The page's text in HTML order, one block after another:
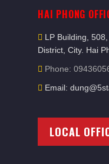
HAI PHONG
LP Building,
District, City. Hai
Phone:
Email:
LOCAL